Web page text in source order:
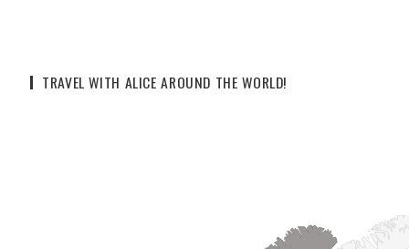
TRAVEL WITH ALICE AROUND THE WORLD!